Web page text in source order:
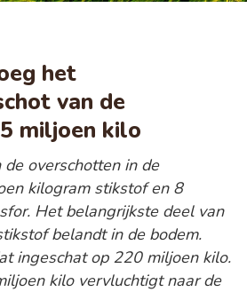
het
van de
miljoen kilo
overschotten in de
kilogram stikstof en 8
Het belangrijkste deel van
belandt in de bodem.
ingeschat op 220 miljoen kilo.
kilo vervluchtigt naar de